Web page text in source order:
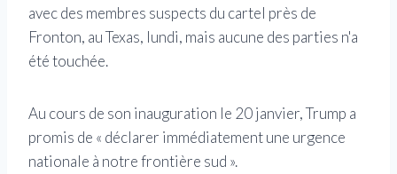
avec des membres suspects du cartel près de
Fronton, au Texas, lundi, mais aucune des parties n'a
été touchée.
Au cours de son inauguration le 20 janvier, Trump a
promis de « déclarer immédiatement une urgence
nationale à notre frontière sud ».